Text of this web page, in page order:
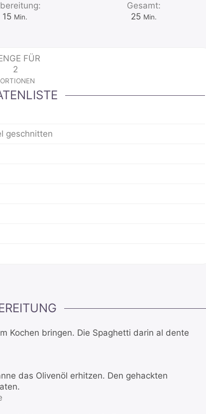
15Minuten
Min.
Gesamt:
25Minuten
Min.
FÜR
2
geschnitten
Kochen bringen. Die Spaghetti darin al dente
das Olivenöl erhitzen. Den gehackten